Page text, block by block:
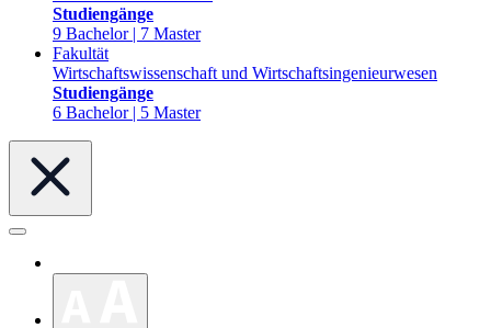
Studiengänge
9 Bachelor | 7 Master
Fakultät
Wirtschaftswissenschaft und Wirtschaftsingenieurwesen
Studiengänge
6 Bachelor | 5 Master